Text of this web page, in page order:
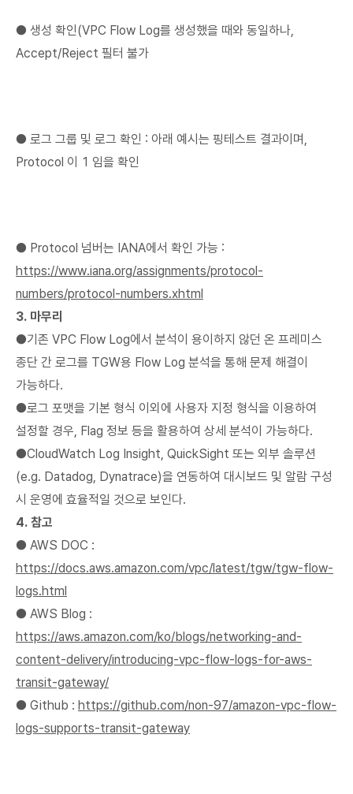
● 생성 확인(VPC Flow Log를 생성했을 때와 동일하나,
Accept/Reject 필터 불가
● 로그 그룹 및 로그 확인 : 아래 예시는 핑테스트 결과이며,
Protocol 이 1 임을 확인
● Protocol 넘버는 IANA에서 확인 가능 :
https://www.iana.org/assignments/protocol-
numbers/protocol-numbers.xhtml
3. 마무리
●기존 VPC Flow Log에서 분석이 용이하지 않던 온 프레미스
종단 간 로그를 TGW용 Flow Log 분석을 통해 문제 해결이
가능하다.
●로그 포맷을 기본 형식 이외에 사용자 지정 형식을 이용하여
설정할 경우, Flag 정보 등을 활용하여 상세 분석이 가능하다.
●CloudWatch Log Insight, QuickSight 또는 외부 솔루션
(e.g. Datadog, Dynatrace)을 연동하여 대시보드 및 알람 구성
시 운영에 효율적일 것으로 보인다.
4. 참고
● AWS DOC :
https://docs.aws.amazon.com/vpc/latest/tgw/tgw-flow-
logs.html
● AWS Blog :
https://aws.amazon.com/ko/blogs/networking-and-
content-delivery/introducing-vpc-flow-logs-for-aws-
transit-gateway/
● Github : https://github.com/non-97/amazon-vpc-flow-
logs-supports-transit-gateway